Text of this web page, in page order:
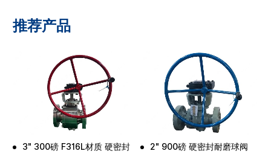
推荐产品
3" 300磅 F316L材质 硬密封
2" 900磅 硬密封耐磨球阀